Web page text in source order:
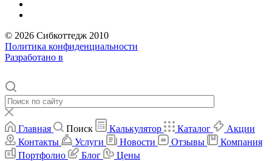
© 2026 Сибкоттедж 2010
Политика конфиденциальности
Разработано в
Главная Поиск Калькулятор Каталог
Акции
Контакты
Услуги Новости Отзывы
Компания
Портфолио
Блог Цены